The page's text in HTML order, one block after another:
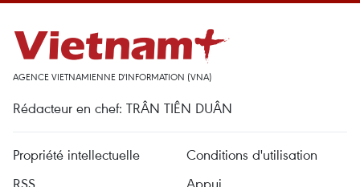
AGENCE VIETNAMIENNE D'INFORMATION (VNA)
Rédacteur en chef: TRÂN TIÊN DUÂN
Propriété intellectuelle
Conditions d'utilisation